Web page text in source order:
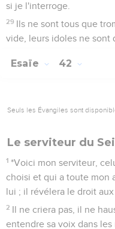
si je l'interroge.
29 Ils ne sont tous que
vide, leurs idoles ne sont
Esaïe 42
Seuls les Évangiles sont
Le serviteur du
1 *Voici mon serviteur,
choisi et qui a toute mon
lui ; il révélera le droit aux
2 Il ne criera pas, il ne
entendre sa voix dans les